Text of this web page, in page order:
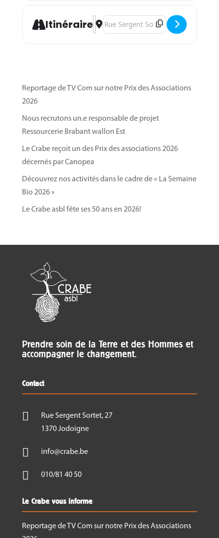
ItinéraireAddress - Séance d'informations -
Destination Address - Séance
Reportage de TV Com sur notre Prix des Associations
2026
Nous recrutons un.e responsable de projet
Ressourcerie Brabant wallon Est
Le Crabe reçoit un des Prix des associations 2026
décernés par Canopea
Découvrez nos activités dans le cadre de « La Semaine
Bio 2026 »
Le Crabe asbl fête ses 50 ans en 2026!
Prendre soin de la Terre et des Hommes et
accompagner le changement.
Contact

Rue Sergent Sortet, 27
1370 Jodoigne
 info@crabe.be
 010/81 40 50
Le Crabe vous informe
Reportage de TV Com sur notre Prix des Associations